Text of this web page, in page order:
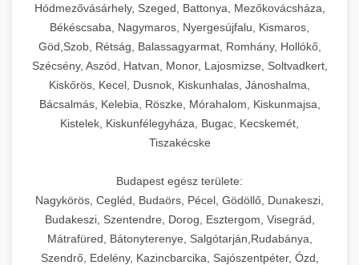
Hódmezővásárhely, Szeged, Battonya, Mezőkovácsháza,
Békéscsaba, Nagymaros, Nyergesújfalu, Kismaros,
Göd,Szob, Rétság, Balassagyarmat, Romhány, Hollókő,
Szécsény, Aszód, Hatvan, Monor, Lajosmizse, Soltvadkert,
Kiskőrös, Kecel, Dusnok, Kiskunhalas, Jánoshalma,
Bácsalmás, Kelebia, Röszke, Mórahalom, Kiskunmajsa,
Kistelek, Kiskunfélegyháza, Bugac, Kecskemét,
Tiszakécske
Budapest egész területe:
Nagykörös, Cegléd, Budaörs, Pécel, Gödöllő, Dunakeszi,
Budakeszi, Szentendre, Dorog, Esztergom, Visegrád,
Mátrafüred, Bátonyterenye, Salgótarján,Rudabánya,
Szendrő, Edelény, Kazincbarcika, Sajószentpéter, Ózd,